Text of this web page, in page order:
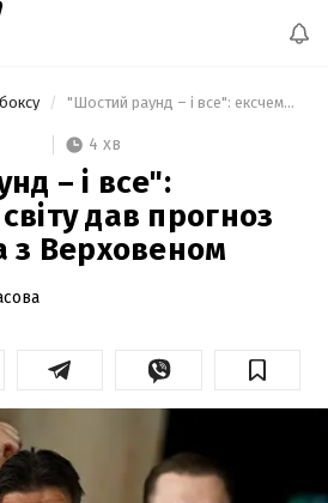
"Шостий раунд – і все": ексчемпіон світу дав прогноз на бій Усика з Верховеном
4 хв
– і все":
дав прогноз
з Верховеном